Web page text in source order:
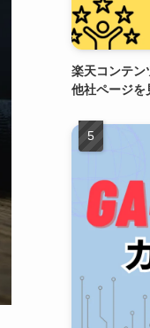
楽天コンテン
他社ページを